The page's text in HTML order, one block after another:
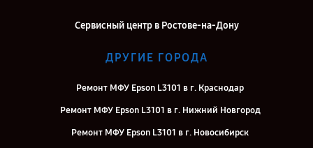
Сервисный центр в Ростове-на-Дону
ДРУГИЕ ГОРОДА
Ремонт МФУ Epson L3101 в г. Краснодар
Ремонт МФУ Epson L3101 в г. Нижний Новгород
Ремонт МФУ Epson L3101 в г. Новосибирск